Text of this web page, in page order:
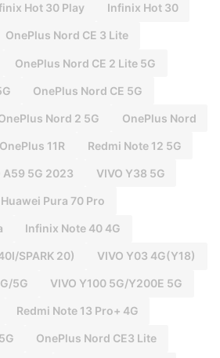
Hot 30 Play Infinix Hot 30
OnePlus Nord CE 3 Lite
OnePlus Nord CE 2 Lite 5G
OnePlus Nord CE 5G
Nord 2 5G OnePlus Nord
OnePlus 11R Redmi Note 12 5G
A59 5G 2023 VIVO Y38 5G
Huawei Pura 70 Pro
Infinix Note 40 4G
SPARK 20) VIVO Y03 4G(Y18)
5G VIVO Y100 5G/Y200E 5G
Redmi Note 13 Pro+ 4G
OnePlus Nord CE3 Lite